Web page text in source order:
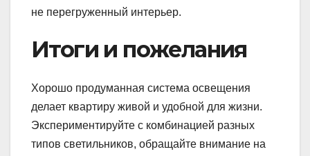
не перегруженный интерьер.
Итоги и пожелания
Хорошо продуманная система освещения
делает квартиру живой и удобной для жизни.
Экспериментируйте с комбинацией разных
типов светильников, обращайте внимание на